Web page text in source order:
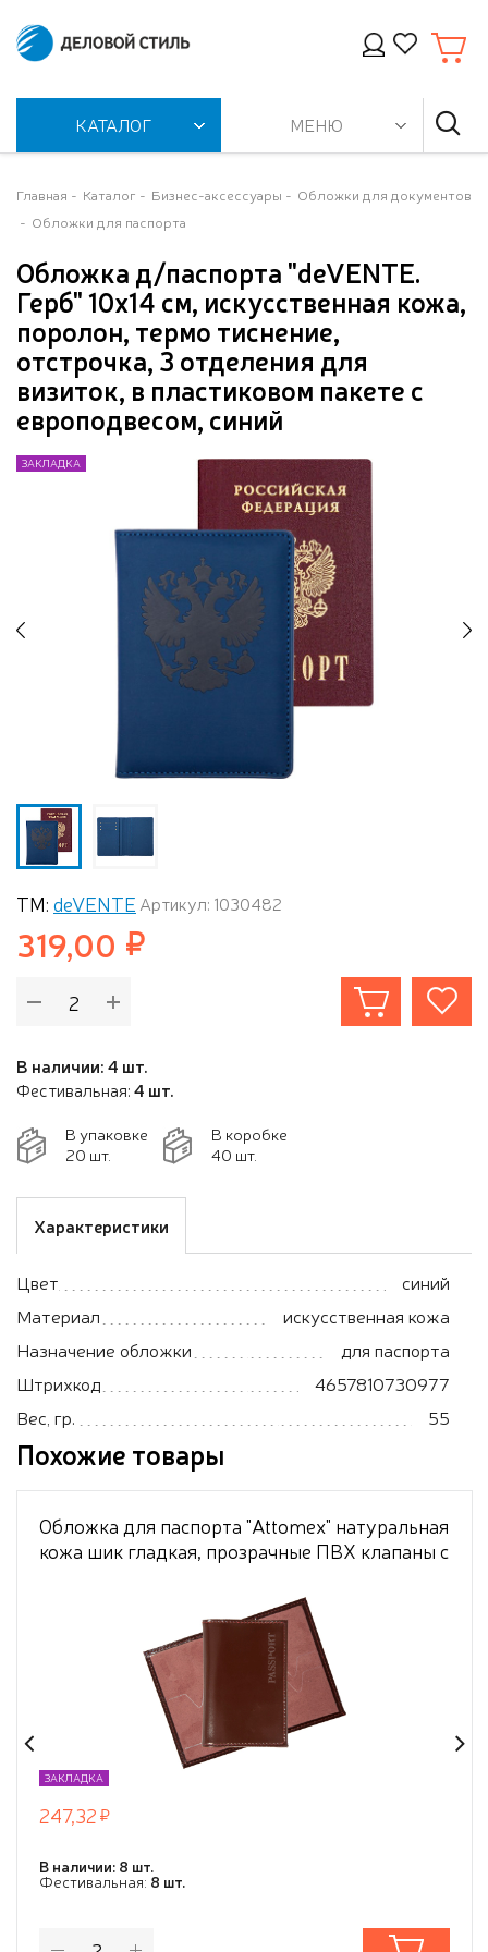
КАТАЛОГ МЕНЮ
Главная Каталог Бизнес-аксессуары
Обложки для документов
Обложки для паспорта
Обложка д/паспорта "deVENTE.
Герб" 10x14 см, искусственная кожа,
поролон, термо тиснение,
отстрочка, 3 отделения для
визиток, в пластиковом пакете с
европодвесом, синий
ЗАКЛАДКА
ЗАКЛАДКА
ЗАКЛАДКА
ТМ: deVENTE Артикул: 1030482
319,00
В наличии: 4 шт.
Фестивальная:4 шт.
В упаковке
20 шт.
В коробке
40 шт.
Характеристики
Цвет
синий
Материал
искусственная кожа
Назначение обложки
для паспорта
Штрихкод
4657810730977
Вес, гр.
55
Похожие товары
Обложка для паспорта "Attomex" натуральная
кожа шик гладкая, прозрачные ПВХ клапаны с
скругленные уголки, бордовая
ЗАКЛАДКА
247,32
В наличии: 8 шт.
Фестивальная: 8 шт.